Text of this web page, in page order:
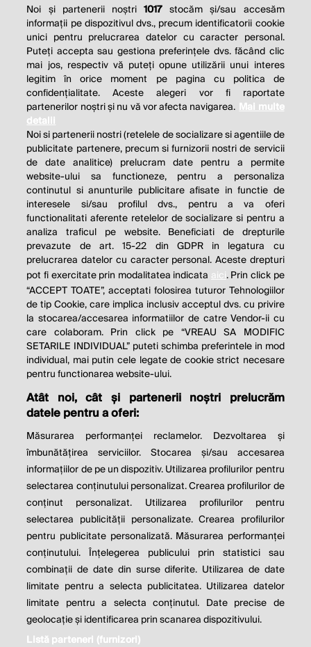
THE SOCIAL RESPONSIBILITY OF
BUSINESS IS TO INCREASE ITS
PROFITS.
Milton Friedman
© 2026 Profit.ro. Toate drepturile rezervate.
Dezvoltat de1616.ro
Contact Publicitate
Politica de cookie Politica de
confidențialitate
Setări cookies
este parte a
Noi și partenerii noștri1017 stocăm și/sau accesăm
informații pe dispozitivul dvs., precum identificatorii cookie
unici pentru prelucrarea datelor cu caracter personal.
Puteți accepta sau gestiona preferințele dvs. făcând clic
mai jos, respectiv vă puteți opune utilizării unui interes
legitim în orice moment pe pagina cu politica de
confidențialitate. Aceste alegeri vor fi raportate
partenerilor noștri și nu vă vor afecta navigarea. Mai multe
detalii
Noi si partenerii nostri (retelele de socializare si agentiile de
publicitate partenere, precum si furnizorii nostri de servicii
de date analitice) prelucram date pentru a permite
website-ului sa functioneze, pentru a personaliza
continutul si anunturile publicitare afisate in functie de
interesele si/sau profilul dvs., pentru a va oferi
functionalitati aferente retelelor de socializare si pentru a
analiza traficul pe website. Beneficiati de drepturile
prevazute de art. 15-22 din GDPR in legatura cu
prelucrarea datelor cu caracter personal. Aceste drepturi
pot fi exercitate prin modalitatea indicata aici. Prin click pe
“ACCEPT TOATE”, acceptati folosirea tuturor Tehnologiilor
de tip Cookie, care implica inclusiv acceptul dvs. cu privire
la stocarea/accesarea informatiilor de catre Vendor-ii cu
care colaboram. Prin click pe “VREAU SA MODIFIC
SETARILE INDIVIDUAL” puteti schimba preferintele in mod
individual, mai putin cele legate de cookie strict necesare
pentru functionarea website-ului.
Atât noi, cât și partenerii noștri prelucrăm
datele pentru a oferi:
Măsurarea performanței reclamelor. Dezvoltarea și
îmbunătățirea serviciilor. Stocarea și/sau accesarea
informațiilor de pe un dispozitiv. Utilizarea profilurilor pentru
selectarea conținutului personalizat. Crearea profilurilor de
conținut personalizat. Utilizarea profilurilor pentru
selectarea publicității personalizate. Crearea profilurilor
pentru publicitate personalizată. Măsurarea performanței
conținutului. Înțelegerea publicului prin statistici sau
combinații de date din surse diferite. Utilizarea de date
limitate pentru a selecta publicitatea. Utilizarea datelor
limitate pentru a selecta conținutul. Date precise de
geolocație și identificarea prin scanarea dispozitivului.
Listă parteneri (furnizori)